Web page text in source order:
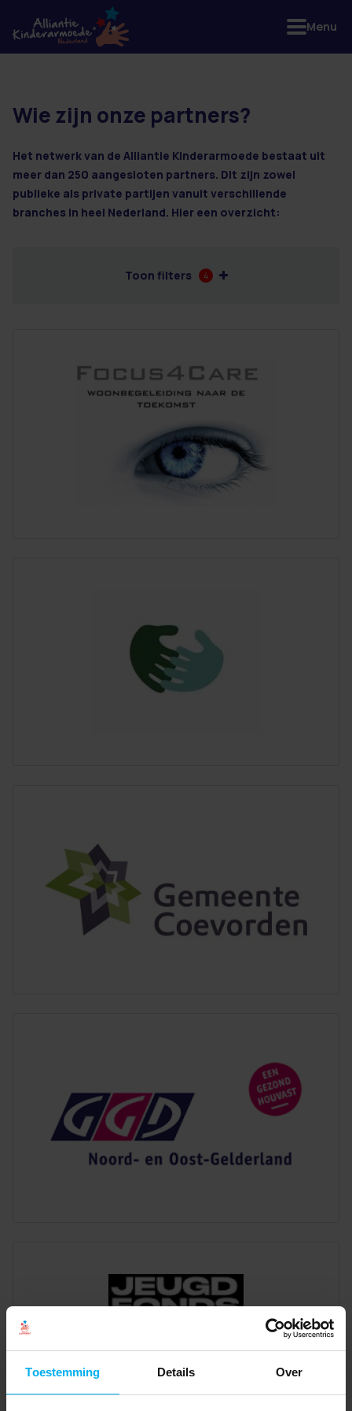
Toestemming Details Over
10 resultaten
Wie zijn onze partners?
Het netwerk van de Alliantie Kinderarmoede bestaat uit
meer dan 250 aangesloten partners. Dit zijn zowel
publieke als private partijen vanuit verschillende
branches in heel Nederland. Hier een overzicht:
Toon filters 4
Menu